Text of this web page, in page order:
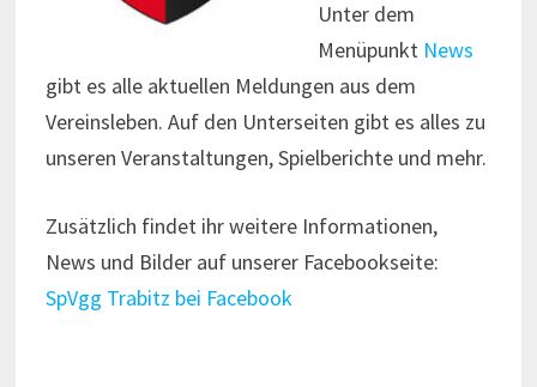
Unter dem
Menüpunkt News
gibt es alle aktuellen Meldungen aus dem
Vereinsleben. Auf den Unterseiten gibt es alles zu
unseren Veranstaltungen, Spielberichte und mehr.
Zusätzlich findet ihr weitere Informationen,
News und Bilder auf unserer Facebookseite:
SpVgg Trabitz bei Facebook